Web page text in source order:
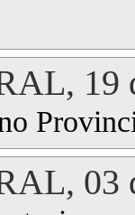
19
03